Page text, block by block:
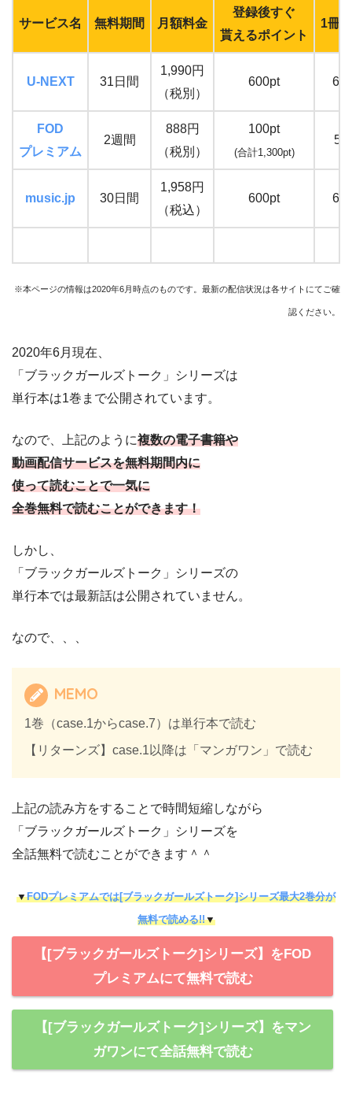
サービス名 無料期間 月額料金
登録後すぐ
貰えるポイント
1冊
U-NEXT 31日間
1,990円
（税別）
600pt
FOD
プレミアム
2週間
888円
（税別）
100pt
(合計1,300pt)
music.jp 30日間
1,958円
（税込）
600pt
※本ページの情報は2020年6月時点のものです。最新の配信状況は各サイトにてご確
認ください。
2020年6月現在、
「ブラックガールズトーク 」シリーズは
単行本は1巻まで公開されています。
なので、上記のように複数の電子書籍や
動画配信サービスを無料期間内に
使って読むことで一気に
全巻無料で読むことができます！
しかし、
「ブラックガールズトーク 」シリーズの
単行本では最新話は公開されていません。
なので、、、
MEMO
1巻（case.1からcase.7）は単行本で読む
【リターンズ】case.1以降は「マンガワン」で読む
上記の読み方をすることで時間短縮しながら
「ブラックガールズトーク 」シリーズを
全話無料で読むことができます＾＾
▼FODプレミアムでは[ブラックガールズトーク]シリーズ最大2巻分が
無料で読める!!▼
【[ブラックガールズトーク]シリーズ】をFOD
プレミアムにて無料で読む
【[ブラックガールズトーク]シリーズ】をマン
ガワンにて全話無料で読む